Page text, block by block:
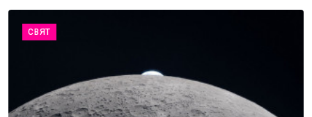
СВЯТ